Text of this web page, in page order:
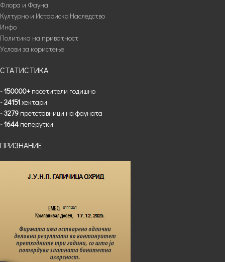
Флора и Фауна
Културно и Историско Наследство
Инфо
Политика на приватност
Услови за користење
СТАТИСТИКА
- 150000+ посетители годишно
- 24151хектари
- 3279 претставници на фауната
- 1644 пеперутки
ПРИЗНАНИЕ